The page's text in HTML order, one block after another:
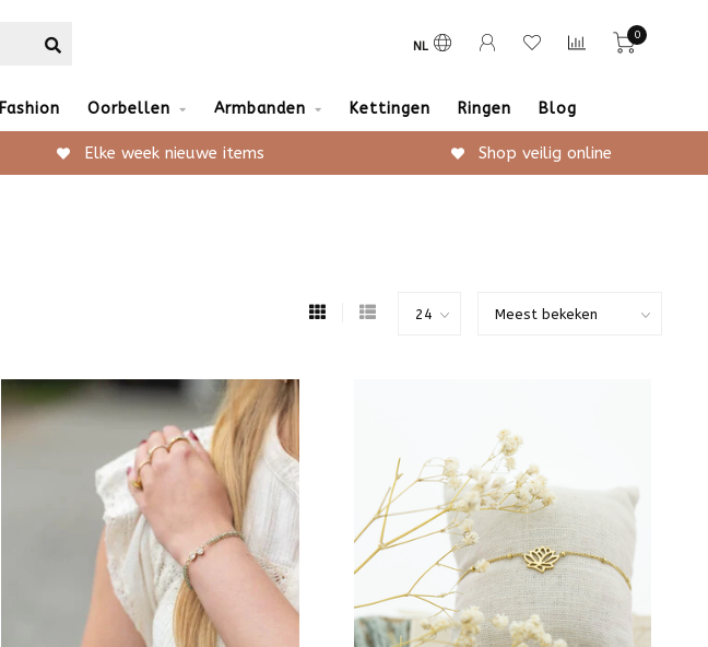
NL
0
Fashion Oorbellen Armbanden Kettingen Ringen Blog
Elke week nieuwe items Shop veilig online